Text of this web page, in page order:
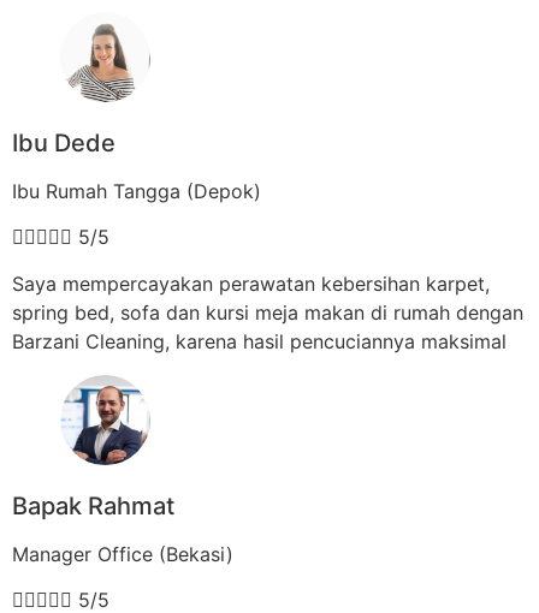
Ibu Dede
Ibu Rumah Tangga (Depok)
 5/5
Saya mempercayakan perawatan kebersihan karpet,
spring bed, sofa dan kursi meja makan di rumah dengan
Barzani Cleaning, karena hasil pencuciannya maksimal
Bapak Rahmat
Manager Office (Bekasi)
 5/5